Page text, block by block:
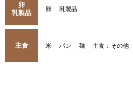
卵
乳製品
卵 乳製品
主食 米 パン 麺 主食：その他